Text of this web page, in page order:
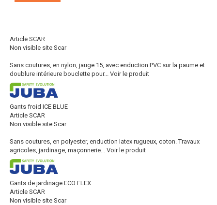
Article SCAR
Non visible site Scar
Sans coutures, en nylon, jauge 15, avec enduction PVC sur la paume et
doublure intérieure bouclette pour... Voir le produit
Gants froid ICE BLUE
Article SCAR
Non visible site Scar
Sans coutures, en polyester, enduction latex rugueux, coton. Travaux
agricoles, jardinage, maçonnerie... Voir le produit
Gants de jardinage ECO FLEX
Article SCAR
Non visible site Scar